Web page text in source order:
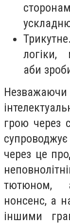
логіки,
аби
грою через
через це
тютюном,
нонсенс, а
іншими